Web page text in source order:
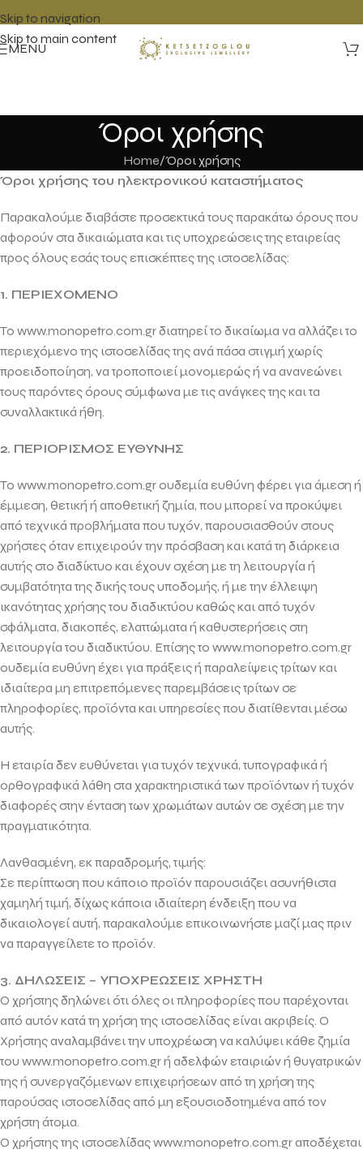
Skip to navigation
Skip to main content
MENU
Όροι χρήσης
Home Όροι χρήσης
Όροι χρήσης του ηλεκτρονικού καταστήματος
Παρακαλούμε διαβάστε προσεκτικά τους παρακάτω όρους που
αφορούν στα δικαιώματα και τις υποχρεώσεις της εταιρείας
προς όλους εσάς τους επισκέπτες της ιστοσελίδας:
1. ΠΕΡΙΕΧΟΜΕΝΟ
Το www.monopetro.com.gr διατηρεί το δικαίωμα να αλλάζει το
περιεχόμενο της ιστοσελίδας της ανά πάσα στιγμή χωρίς
προειδοποίηση, να τροποποιεί μονομερώς ή να ανανεώνει
τους παρόντες όρους σύμφωνα με τις ανάγκες της και τα
συναλλακτικά ήθη.
2. ΠΕΡΙΟΡΙΣΜΟΣ ΕΥΘΥΝΗΣ
Το www.monopetro.com.gr ουδεμία ευθύνη φέρει για άμεση ή
έμμεση, θετική ή αποθετική ζημία, που μπορεί να προκύψει
από τεχνικά προβλήματα που τυχόν, παρουσιασθούν στους
χρήστες όταν επιχειρούν την πρόσβαση και κατά τη διάρκεια
αυτής στο διαδίκτυο και έχουν σχέση με τη λειτουργία ή
συμβατότητα της δικής τους υποδομής, ή με την έλλειψη
ικανότητας χρήσης του διαδικτύου καθώς και από τυχόν
σφάλματα, διακοπές, ελαττώματα ή καθυστερήσεις στη
λειτουργία του διαδικτύου. Επίσης το www.monopetro.com.gr
ουδεμία ευθύνη έχει για πράξεις ή παραλείψεις τρίτων και
ιδιαίτερα μη επιτρεπόμενες παρεμβάσεις τρίτων σε
πληροφορίες, προϊόντα και υπηρεσίες που διατίθενται μέσω
αυτής.
Η εταιρία δεν ευθύνεται για τυχόν τεχνικά, τυπογραφικά ή
ορθογραφικά λάθη στα χαρακτηριστικά των προϊόντων ή τυχόν
διαφορές στην ένταση των χρωμάτων αυτών σε σχέση με την
πραγματικότητα.
Λανθασμένη, εκ παραδρομής, τιμής:
Σε περίπτωση που κάποιο προϊόν παρουσιάζει ασυνήθιστα
χαμηλή τιμή, δίχως κάποια ιδιαίτερη ένδειξη που να
δικαιολογεί αυτή, παρακαλούμε επικοινωνήστε μαζί μας πριν
να παραγγείλετε το προϊόν.
3. ΔΗΛΩΣΕΙΣ – ΥΠΟΧΡΕΩΣΕΙΣ ΧΡΗΣΤΗ
Ο χρήστης δηλώνει ότι όλες οι πληροφορίες που παρέχονται
από αυτόν κατά τη χρήση της ιστοσελίδας είναι ακριβείς. Ο
Χρήστης αναλαμβάνει την υποχρέωση να καλύψει κάθε ζημία
του www.monopetro.com.gr ή αδελφών εταιριών ή θυγατρικών
της ή συνεργαζόμενων επιχειρήσεων από τη χρήση της
παρούσας ιστοσελίδας από μη εξουσιοδοτημένα από τον
χρήστη άτομα.
Ο χρήστης της ιστοσελίδας www.monopetro.com.gr αποδέχεται